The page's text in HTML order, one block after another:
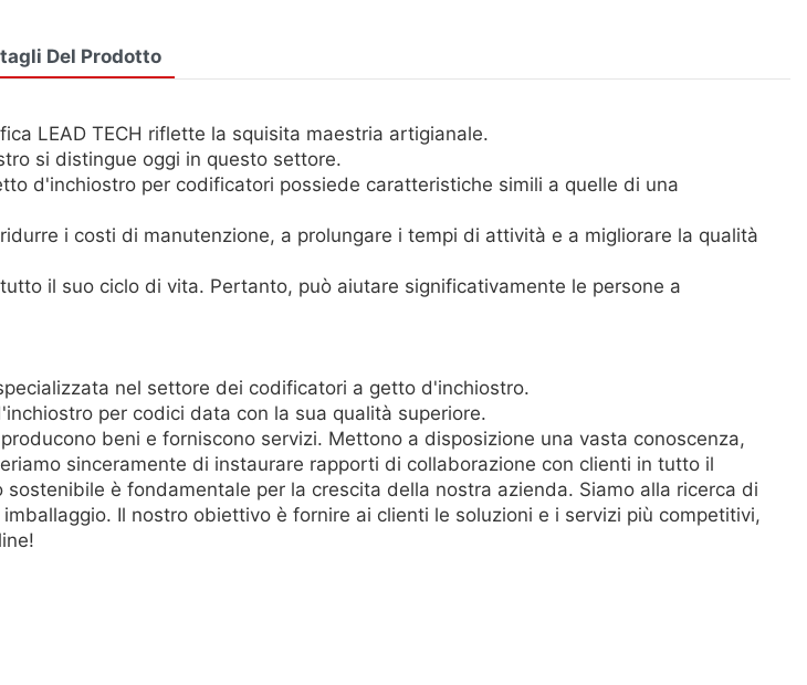
Del Prodotto
LEAD TECH riflette la squisita maestria artigianale.
si distingue oggi in questo settore.
d'inchiostro per codificatori possiede caratteristiche simili a quelle di una
i costi di manutenzione, a prolungare i tempi di attività e a migliorare la qualità
il suo ciclo di vita. Pertanto, può aiutare significativamente le persone a
nel settore dei codificatori a getto d'inchiostro.
per codici data con la sua qualità superiore.
beni e forniscono servizi. Mettono a disposizione una vasta conoscenza,
sinceramente di instaurare rapporti di collaborazione con clienti in tutto il
è fondamentale per la crescita della nostra azienda. Siamo alla ricerca di
Il nostro obiettivo è fornire ai clienti le soluzioni e i servizi più competitivi,